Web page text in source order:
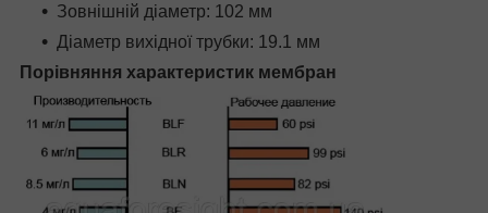
Зовнішній діаметр: 102 мм
Діаметр вихідної трубки: 19.1 мм
Порівняння характеристик мембран